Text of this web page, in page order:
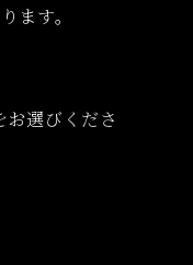
ます。
選びくださ